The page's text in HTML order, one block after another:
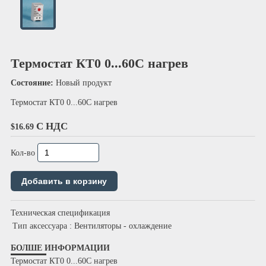
Термостат КТ0 0...60С нагрев
Состояние: Новый продукт
Термостат КТ0 0...60С нагрев
$16.69 С НДС
Кол-во
Техническая спецификация
Тип аксессуара : Вентиляторы - охлаждение
БОЛШЕ ИНФОРМАЦИИ
Термостат КТ0 0...60С нагрев